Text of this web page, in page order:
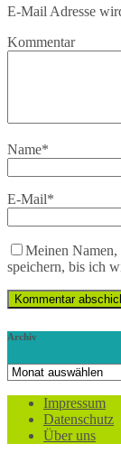
E-Mail Adresse
Kommentar
Name*
E-Mail*
Meinen
speichern, bis ich
Archiv
Archiv
Impressum
Datenschutz
Über uns